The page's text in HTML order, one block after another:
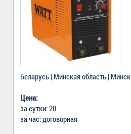
Беларусь | Минская область | Минск
Цена:
за сутки: 20
за час: договорная